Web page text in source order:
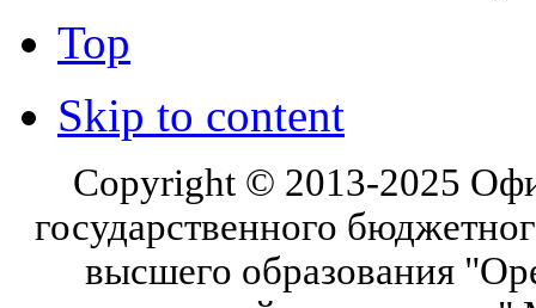
Top
Skip to content
Copyright © 2013-2025
государственного
высшего образования